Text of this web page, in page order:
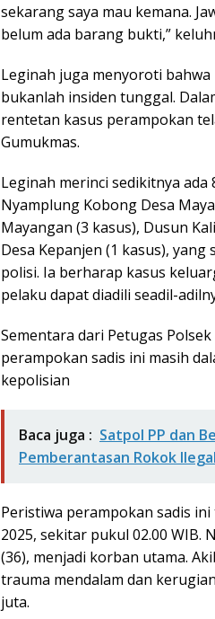
sekarang saya mau kemana.
belum ada barang bukti,”
Leginah juga menyoroti
bukanlah insiden tunggal.
rentetan kasus perampokan
Gumukmas.
Leginah merinci sedikitnya
Nyamplung Kobong Desa
Mayangan (3 kasus), Dusun
Desa Kepanjen (1 kasus),
polisi. Ia berharap kasus
pelaku dapat diadili seadil-
Sementara dari Petugas
perampokan sadis ini masih
kepolisian
Baca juga : Satpol PP dan
Pemberantasan Rokok
Peristiwa perampokan sadis
2025, sekitar pukul 02.00 WIB.
(36), menjadi korban utama.
trauma mendalam dan
juta.